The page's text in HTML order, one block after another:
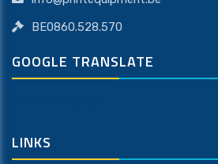
BE0860.528.570
GOOGLE TRANSLATE
LINKS